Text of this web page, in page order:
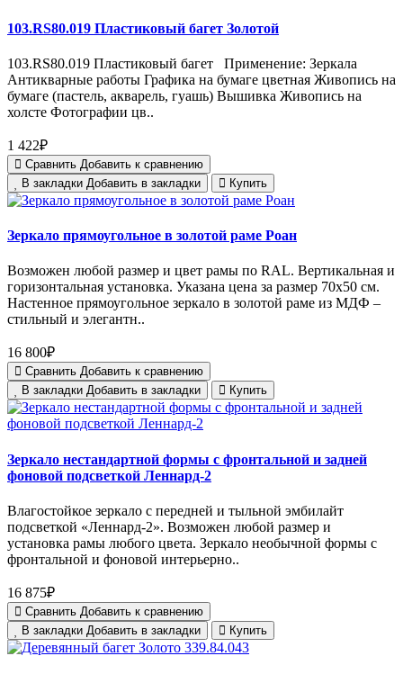
103.RS80.019 Пластиковый багет Золотой
103.RS80.019 Пластиковый багет Применение: Зеркала
Антикварные работы Графика на бумаге цветная Живопись на
бумаге (пастель, акварель, гуашь) Вышивка Живопись на
холсте Фотографии цв..
1 422₽
Сравнить Добавить к сравнению
В закладки Добавить в закладки Купить
Зеркало прямоугольное в золотой раме Роан
Возможен любой размер и цвет рамы по RAL. Вертикальная и
горизонтальная установка. Указана цена за размер 70х50 см.
Настенное прямоугольное зеркало в золотой раме из МДФ –
стильный и элегантн..
16 800₽
Сравнить Добавить к сравнению
В закладки Добавить в закладки Купить
Зеркало нестандартной формы с фронтальной и задней
фоновой подсветкой Леннард-2
Влагостойкое зеркало с передней и тыльной эмбилайт
подсветкой «Леннард-2». Возможен любой размер и
установка рамы любого цвета. Зеркало необычной формы с
фронтальной и фоновой интерьерно..
16 875₽
Сравнить Добавить к сравнению
В закладки Добавить в закладки Купить